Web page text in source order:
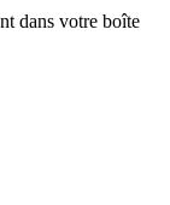
dans votre boîte